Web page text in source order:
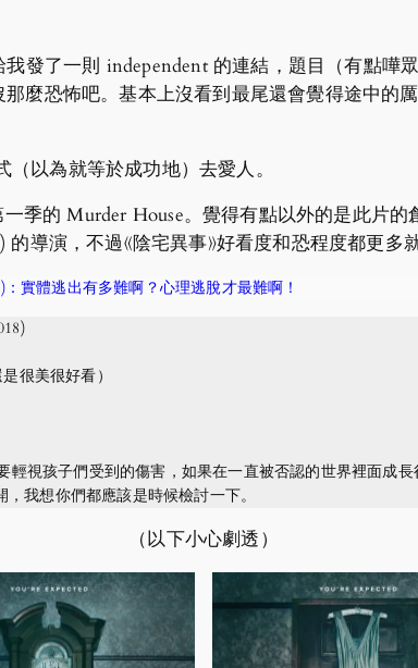
發了一則 independent 的連結，題目（有點嘩
麼恐怖吧。基本上沒看到最尾還會覺得途中的
以為就等於成功地）去愛人。
一季的 Murder House。覺得有點以外的是此片
) 的導演，不過《陰宅異事》好看度和恐程度都更多
：實體逃出有多難啊？心理逃脫才最難啊！
很美很好看）
視孩子們受到的傷害，如果在一直被否認的世界裡面成
我想你們都應該是時候檢討一下。
（以下小心劇透）